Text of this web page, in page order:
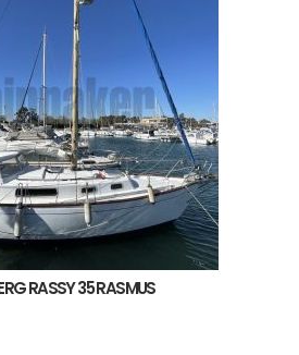
RASSY 35 RASMUS